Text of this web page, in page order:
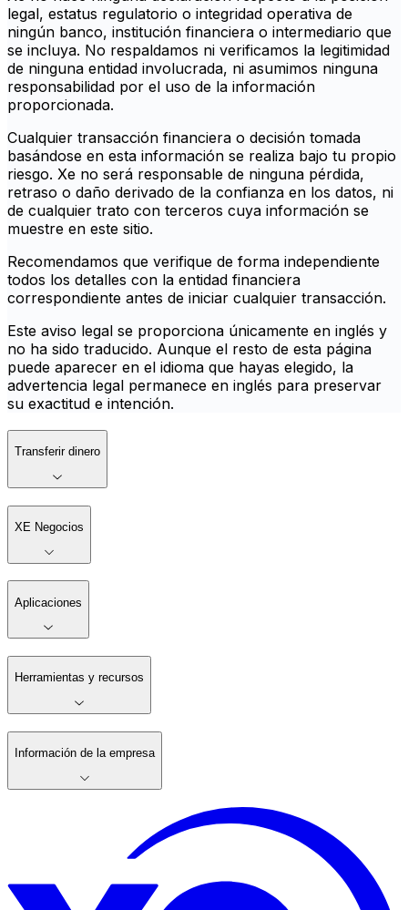
legal, estatus regulatorio o integridad operativa de
ningún banco, institución financiera o intermediario que
se incluya. No respaldamos ni verificamos la legitimidad
de ninguna entidad involucrada, ni asumimos ninguna
responsabilidad por el uso de la información
proporcionada.
Cualquier transacción financiera o decisión tomada
basándose en esta información se realiza bajo tu propio
riesgo. Xe no será responsable de ninguna pérdida,
retraso o daño derivado de la confianza en los datos, ni
de cualquier trato con terceros cuya información se
muestre en este sitio.
Recomendamos que verifique de forma independiente
todos los detalles con la entidad financiera
correspondiente antes de iniciar cualquier transacción.
Este aviso legal se proporciona únicamente en inglés y
no ha sido traducido. Aunque el resto de esta página
puede aparecer en el idioma que hayas elegido, la
advertencia legal permanece en inglés para preservar
su exactitud e intención.
Transferir dinero
XE Negocios
Aplicaciones
Herramientas y recursos
Información de la empresa